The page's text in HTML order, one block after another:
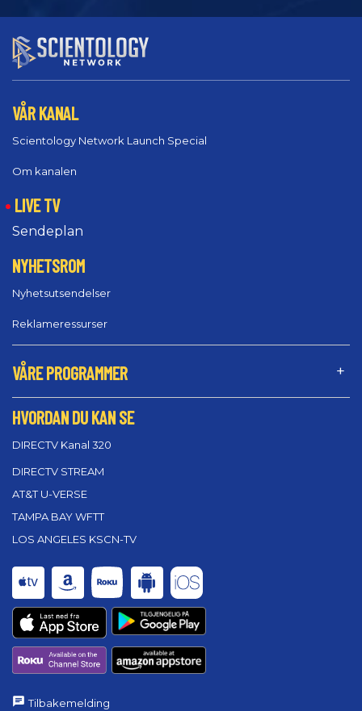
VÅR KANAL
Scientology Network Launch Special
Om kanalen
LIVE TV
Sendeplan
NYHETSROM
Nyhetsutsendelser
Reklameressurser
VÅRE PROGRAMMER
HVORDAN DU KAN SE
DIRECTV Kanal 320
DIRECTV STREAM
AT&T U-VERSE
TAMPA BAY WFTT
LOS ANGELES KSCN-TV
Tilbakemelding